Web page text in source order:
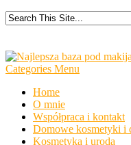
Categories Menu
Home
O mnie
Współpraca i kontakt
Domowe kosmetyki i
Kosmetyka i uroda